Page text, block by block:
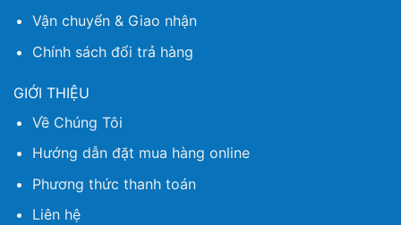
Vận chuyển & Giao nhận
Chính sách đổi trả hàng
GIỚI THIỆU
Về Chúng Tôi
Hướng dẫn đặt mua hàng online
Phương thức thanh toán
Liên hệ